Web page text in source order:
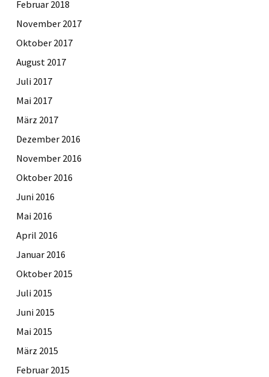
Februar 2018
November 2017
Oktober 2017
August 2017
Juli 2017
Mai 2017
März 2017
Dezember 2016
November 2016
Oktober 2016
Juni 2016
Mai 2016
April 2016
Januar 2016
Oktober 2015
Juli 2015
Juni 2015
Mai 2015
März 2015
Februar 2015